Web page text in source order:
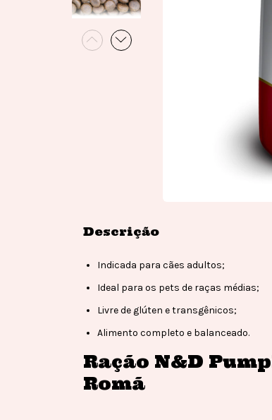
Descrição
Indicada para cães adultos;
Ideal para os pets de raças médias;
Livre de glúten e transgênicos;
Alimento completo e balanceado.
Ração N&D
Romã